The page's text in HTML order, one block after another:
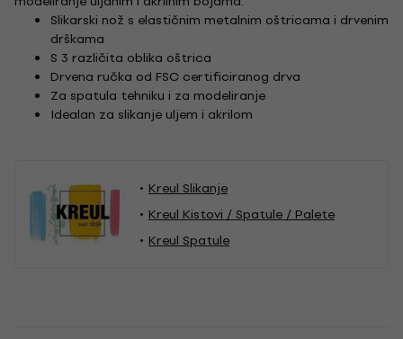
Slikarski nož s elastičnim metalnim oštricama i drvenim
drškama
S 3 različita oblika oštrica
Drvena ručka od FSC certificiranog drva
Za spatula tehniku ​​i za modeliranje
Idealan za slikanje uljem i akrilom
Kreul Slikanje
Kreul Kistovi / Spatule / Palete
Kreul Spatule